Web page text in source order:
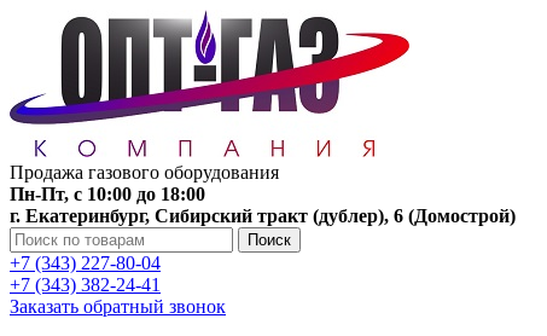
Продажа газового оборудования
Пн-Пт, с 10:00 до 18:00
г. Екатеринбург, Сибирский тракт (дублер), 6 (Домострой)
Поиск
+7 (343) 227-80-04
+7 (343) 382-24-41
Заказать обратный звонок